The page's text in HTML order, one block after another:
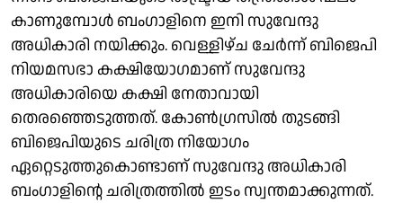
കാണുമ്പോള്‍ ബംഗാളിനെ ഇനി സുവേന്ദു
അധികാരി നയിക്കും. വെള്ളിഴ്ച ചേര്‍ന്ന് ബിജെപി
നിയമസഭാ കക്ഷിയോഗമാണ് സുവേന്ദു
അധികാരിയെ കക്ഷി നേതാവായി
തെരഞ്ഞെടുത്തത്. കോണ്‍ഗ്രസില്‍ തുടങ്ങി
ബിജെപിയുടെ ചരിത്ര നിയോഗം
ഏറ്റെടുത്തുകൊണ്ടാണ് സുവേന്ദു അധികാരി
ബംഗാളിന്റെ ചരിത്രത്തില്‍ ഇടം സ്വന്തമാക്കുന്നത്.